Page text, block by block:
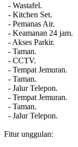
- Wastafel.
- Kitchen Set.
- Pemanas Air.
- Keamanan 24 jam.
- Akses Parkir.
- Taman.
- CCTV.
- Tempat Jemuran.
- Taman.
- Jalur Telepon.
- Tempat Jemuran.
- Taman.
- Jalur Telepon.
Fitur unggulan: